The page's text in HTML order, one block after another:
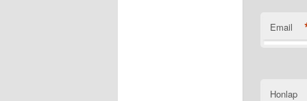
Email
Honlap